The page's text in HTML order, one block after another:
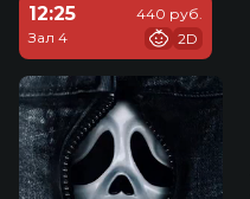
12:25
Зал 4
440 руб.
2D